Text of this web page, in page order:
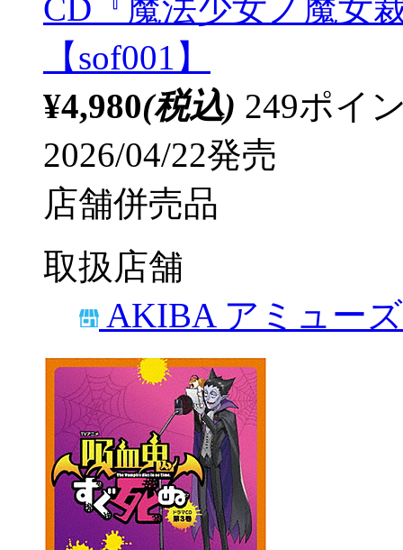
CD『魔法少女ノ魔女
【sof001】
¥4,980(税込) 249ポイ
2026/04/22発売
店舗併売品
取扱店舗
AKIBA アミュー